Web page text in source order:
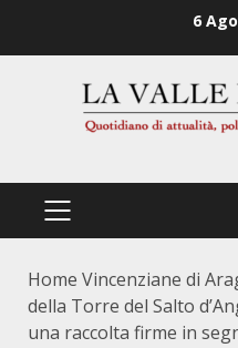
6
PRIMÄRES
Home Vincenziane di
della Torre del Salto
una raccolta firme in